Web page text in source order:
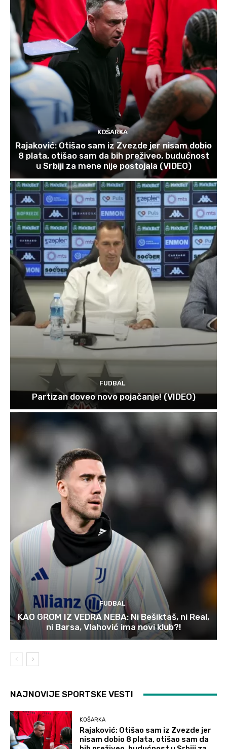
KOŠARKA
Rajaković: Otišao sam iz Zvezde jer nisam dobio
8 plata, otišao sam da bih preživeo, budućnost
u Srbiji za mene nije postojala (VIDEO)
FUDBAL
Partizan doveo novo pojačanje! (VIDEO)
FUDBAL
KAO GROM IZ VEDRA NEBA: Ni Bešiktaš, ni Real,
ni Barsa, Vlahović ima novi klub?!
NAJNOVIJE SPORTSKE VESTI
KOŠARKA
Rajaković: Otišao sam iz Zvezde jer
nisam dobio 8 plata, otišao sam da